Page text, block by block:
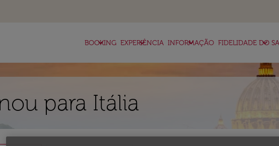
BOOKING
keyboard_arrow_down EXPERIÊNCIA
keyboard_arrow_down INFORMAÇÃO
keyboard_arrow_down FIDELIDADE DO
keyboard_arrow_down
para Itália